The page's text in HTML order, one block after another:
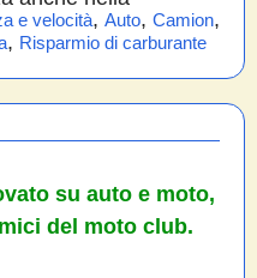
e velocità, Auto, Camion,
, Risparmio di carburante
su auto e moto,
del moto club.